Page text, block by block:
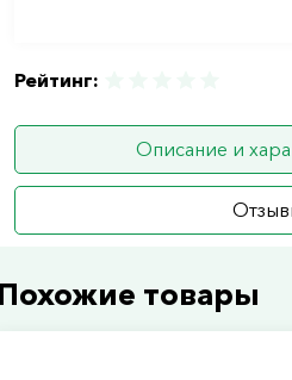
Рейтинг:
Описание и
товары